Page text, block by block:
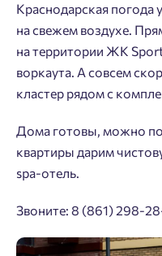
Краснодарская погода
на свежем воздухе.
на территории ЖК
воркаута. А совсем
кластер рядом с
Дома готовы, можно
квартиры дарим
spa-отель.
Звоните: 8 (861) 298-